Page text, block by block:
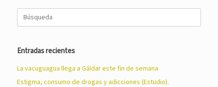
Buscar:
Entradas recientes
La vacuguagua llega a Gáldar este fin de semana
Estigma, consumo de drogas y adicciones (Estudio).